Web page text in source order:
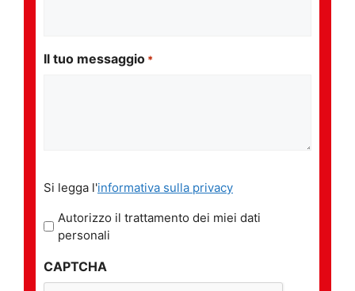
Il tuo messaggio *
legga
l'informativa
sulla
*
Si legga l'informativa sulla privacy
Autorizzo il trattamento dei miei dati
personali
CAPTCHA